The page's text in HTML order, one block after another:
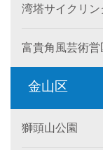
湾塔サイクリン
富貴角風芸術営
金山区
獅頭山公園